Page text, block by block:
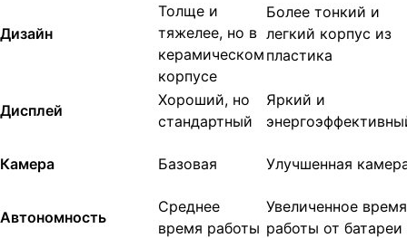
Дизайн
Толще и
тяжелее, но в
керамическом
корпусе
Более тонкий и
легкий корпус из
пластика
Дисплей
Хороший, но
стандартный
Яркий и
Камера Базовая Улучшенная
Автономность
Среднее
время работы
Увеличенное время
работы от батареи